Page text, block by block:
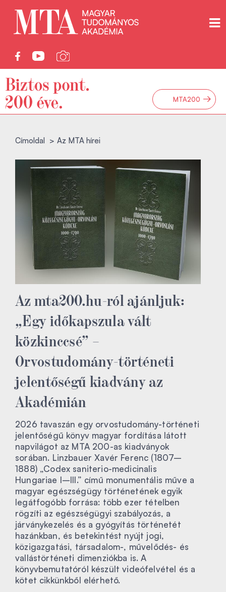
MTA200 →
Címoldal Az MTA hírei
Az mta200.hu-ról ajánljuk:
„Egy időkapszula vált
közkinccsé” –
Orvostudomány-történeti
jelentőségű kiadvány az
Akadémián
2026 tavaszán egy orvostudomány-történeti
jelentőségű könyv magyar fordítása látott
napvilágot az MTA 200-as kiadványok
sorában. Linzbauer Xavér Ferenc (1807–
1888) „Codex saniterio-medicinalis
Hungariae I–III.” című monumentális műve a
magyar egészségügy történetének egyik
legátfogóbb forrása: több ezer tételben
rögzíti az egészségügyi szabályozás, a
járványkezelés és a gyógyítás történetét
hazánkban, és betekintést nyújt jogi,
közigazgatási, társadalom-, művelődés- és
vallástörténeti dimenziókba is. A
könyvbemutatóról készült videófelvétel és a
kötet cikkünkből elérhető.